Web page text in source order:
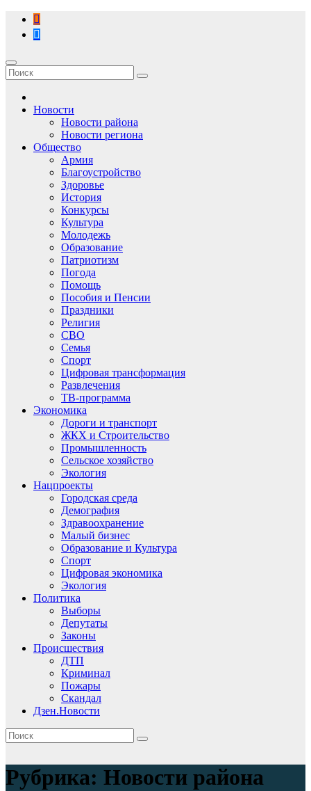
Перейти
содержимому
Новости
Новости района
Новости региона
Общество
Армия
Благоустройство
Здоровье
История
Конкурсы
Культура
Молодежь
Образование
Патриотизм
Погода
Помощь
Пособия и Пенсии
Праздники
Религия
СВО
Семья
Спорт
Цифровая трансформация
Развлечения
ТВ-программа
Экономика
Дороги и транспорт
ЖКХ и Строительство
Промышленность
Сельское хозяйство
Экология
Нацпроекты
Городская среда
Демография
Здравоохранение
Малый бизнес
Образование и Культура
Спорт
Цифровая экономика
Экология
Политика
Выборы
Депутаты
Законы
Происшествия
ДТП
Криминал
Пожары
Скандал
Дзен.Новости
Рубрика: Новости района